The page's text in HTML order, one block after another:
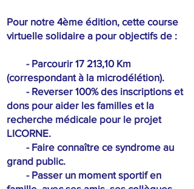
Pour notre 4ème édition, cette course
virtuelle solidaire a pour objectifs de :
- Parcourir 17 213,10 Km
(correspondant à la microdélétion).
- Reverser 100% des inscriptions et
dons pour aider les familles et la
recherche médicale pour le projet
LICORNE.
- Faire connaître ce syndrome au
grand public.
- Passer un moment sportif en